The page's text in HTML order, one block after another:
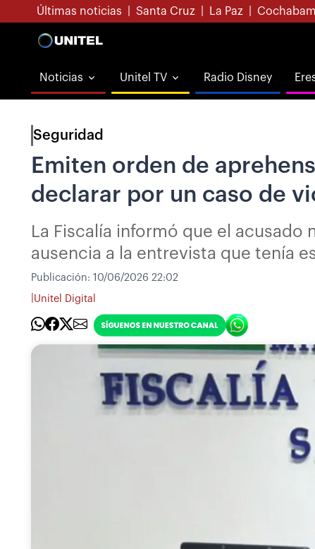
Últimas noticias Santa Cruz La Paz
Noticias Unitel TV Radio Disney
Seguridad
Emiten orden de
declarar por un caso de
La Fiscalía informó que el
ausencia a la entrevista que tenía
Publicación: 10/06/2026 22:02
Unitel Digital